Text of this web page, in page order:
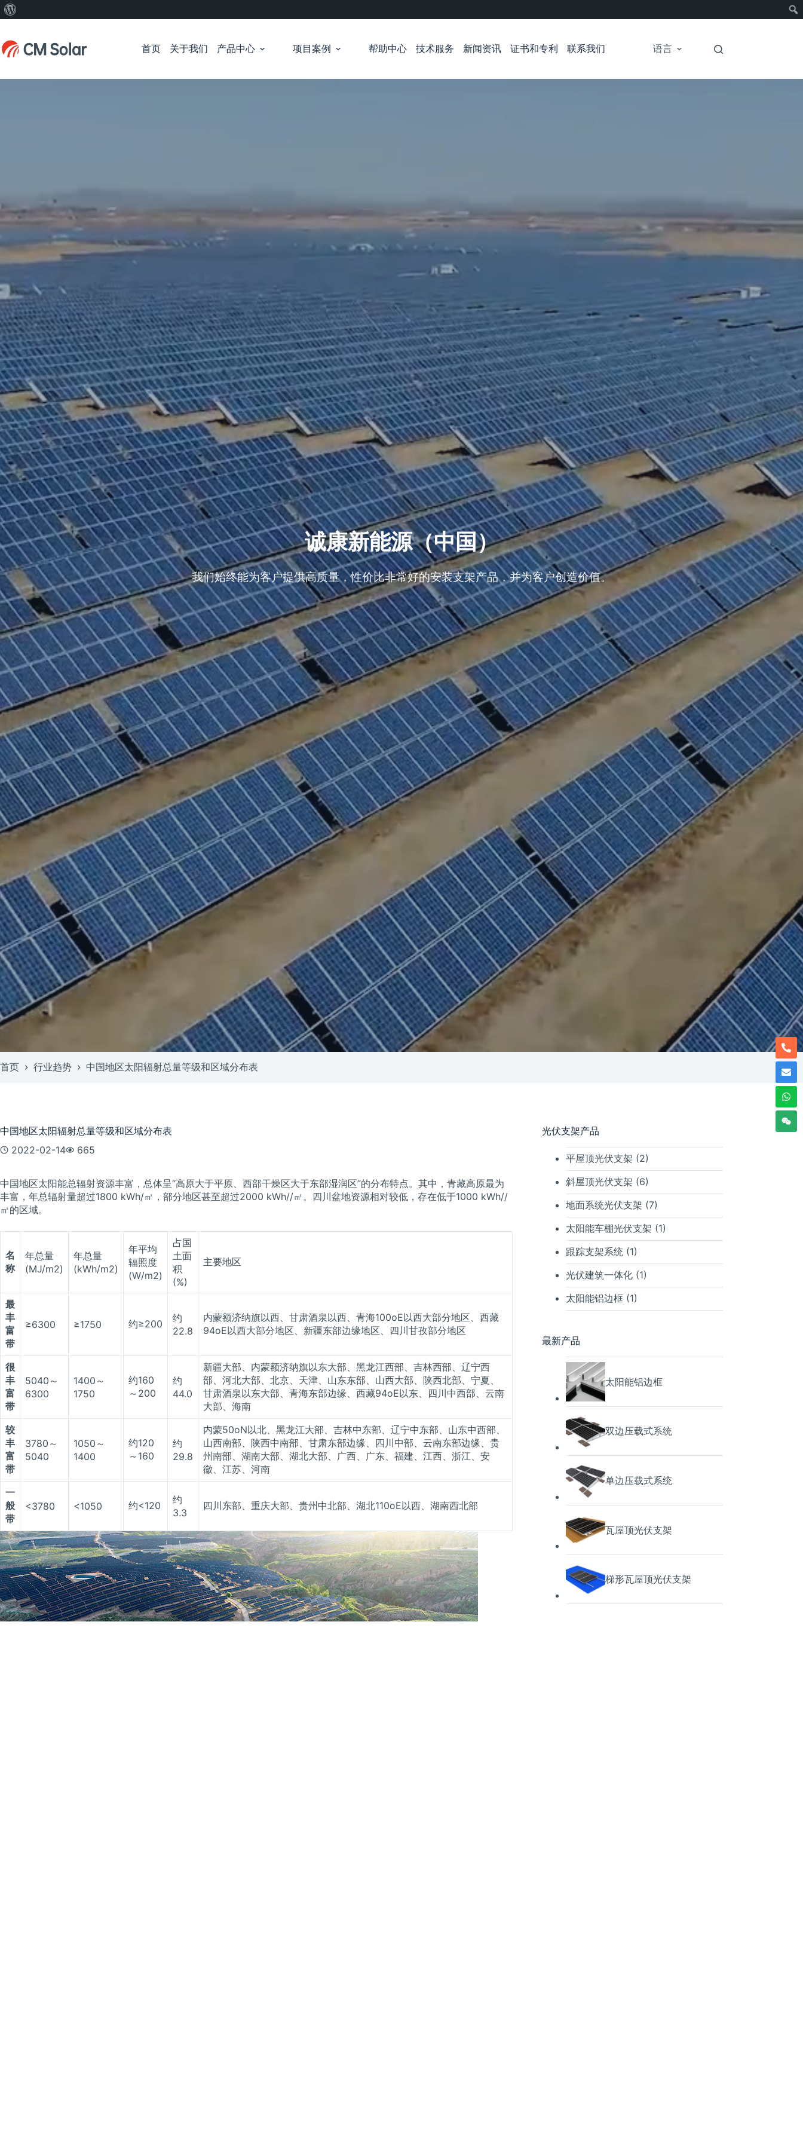
WordPress
过
内
首页 关于我们 产品中心 项目案例 帮助中心 技术服务 新闻资讯 证书和专利 联系我们 语言
诚康新能源（中国）
我们始终能为客户提供高质量，性价比非常好的安装支架产品，并为客户创造价值。
首页 行业趋势 中国地区太阳辐射总量等级和区域分布表
中国地区太阳辐射总量等级和区域分布表
2022-02-14
665
中国地区太阳能总辐射资源丰富，总体呈“高原大于平原、西部干燥区大于东部湿润区”的分布特点。其中，青藏高原最为
丰富，年总辐射量超过1800 kWh/㎡，部分地区甚至超过2000 kWh//㎡。四川盆地资源相对较低，存在低于1000 kWh//
㎡的区域。
名
称
年总量
(MJ/m2)
年总量
(kWh/m2)
年平均
辐照度
(W/m2)
占国
土面
积
(%)
主要地区
最
丰
富
带
≥6300 ≥1750 约≥200
约
22.8
内蒙额济纳旗以西、甘肃酒泉以西、青海100oE以西大部分地区、西藏
94oE以西大部分地区、新疆东部边缘地区、四川甘孜部分地区
很
丰
富
带
5040～
6300
1400～
1750
约160
～200
约
44.0
新疆大部、内蒙额济纳旗以东大部、黑龙江西部、吉林西部、辽宁西
部、河北大部、北京、天津、山东东部、山西大部、陕西北部、宁夏、
甘肃酒泉以东大部、青海东部边缘、西藏94oE以东、四川中西部、云南
大部、海南
较
丰
富
带
3780～
5040
1050～
1400
约120
～160
约
29.8
内蒙50oN以北、黑龙江大部、吉林中东部、辽宁中东部、山东中西部、
山西南部、陕西中南部、甘肃东部边缘、四川中部、云南东部边缘、贵
州南部、湖南大部、湖北大部、广西、广东、福建、江西、浙江、安
徽、江苏、河南
一
般
带
<3780 <1050 约<120
约
3.3
四川东部、重庆大部、贵州中北部、湖北110oE以西、湖南西北部
光伏支架产品
平屋顶光伏支架 (2)
斜屋顶光伏支架 (6)
地面系统光伏支架 (7)
太阳能车棚光伏支架 (1)
跟踪支架系统 (1)
光伏建筑一体化 (1)
太阳能铝边框 (1)
最新产品
太阳能铝边框
双边压载式系统
单边压载式系统
瓦屋顶光伏支架
梯形瓦屋顶光伏支架